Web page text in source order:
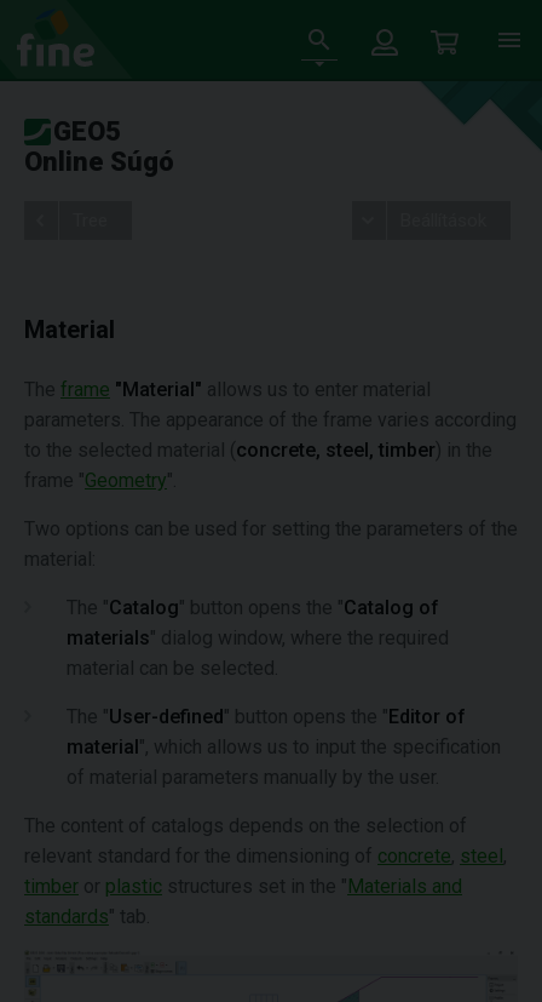
GEO5
Online Súgó
Material
The frame "Material" allows us to enter material
parameters. The appearance of the frame varies according
to the selected material ( concrete, steel, timber) in the
frame "Geometry".
Two options can be used for setting the parameters of the
material:
The "Catalog" button opens the "Catalog of
materials" dialog window, where the required
material can be selected.
The "User-defined" button opens the "Editor of
material", which allows us to input the specification
of material parameters manually by the user.
The content of catalogs depends on the selection of
relevant standard for the dimensioning of concrete, steel,
timber or plastic structures set in the "Materials and
standards" tab.